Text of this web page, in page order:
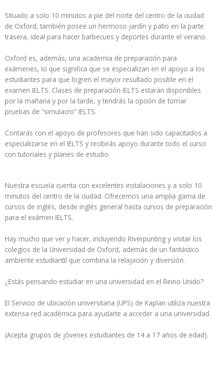
Situado a solo 10 minutos a pie del norte del centro de la ciudad
de Oxford, también posee un hermoso jardín y patio en la parte
trasera, ideal para hacer barbecues y deportes durante el verano.
Oxford es, además, una academia de preparación para
exámenes, lo que significa que se especializan en el apoyo a los
estudiantes para que logren el mayor resultado posible en el
examen IELTS. Clases de preparación IELTS estarán disponibles
por la mañana y por la tarde, y tendrás la opción de tomar
pruebas de “simulacro” IELTS.
Contarás con el apoyo de profesores que han sido capacitados a
especializarse en el IELTS y recibirás apoyo durante todo el curso
con tutoriales y planes de estudio.
Nuestra escuela cuenta con excelentes instalaciones y a solo 10
minutos del centro de la ciudad. Ofrecemos una amplia gama de
cursos de inglés, desde inglés general hasta cursos de preparación
para el exámen IELTS.
Hay mucho que ver y hacer, incluyendo Riverpunting y visitar los
colegios de la Universidad de Oxford, además de un fantástico
ambiente estudiantil que combina la relajación y diversión.
¿Estás pensando estudiar en una universidad en el Reino Unido?
El Servicio de ubicación universitaria (UPS) de Kaplan utiliza nuestra
extensa red académica para ayudarte a acceder a una universidad.
(Acepta grupos de jóvenes estudiantes de 14 a 17 años de edad).